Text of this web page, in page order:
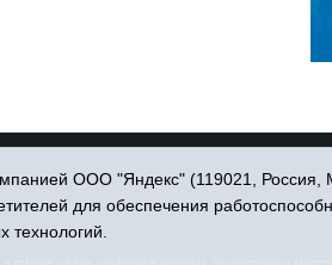
ООО "Яндекс" (119021,
для обеспечения
технологий.